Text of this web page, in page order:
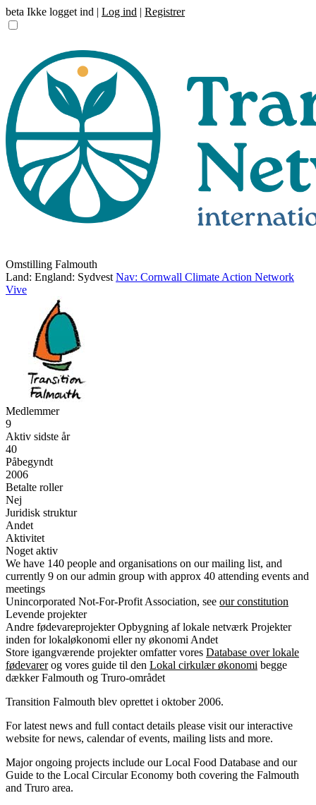
beta Ikke logget ind | Log ind | Registrer
Omstilling Falmouth
Land: England: Sydvest Nav: Cornwall Climate Action Network
Vive
Medlemmer
9
Aktiv sidste år
40
Påbegyndt
2006
Betalte roller
Nej
Juridisk struktur
Andet
Aktivitet
Noget aktiv
We have 140 people and organisations on our mailing list, and
currently 9 on our admin group with approx 40 attending events and
meetings
Unincorporated Not-For-Profit Association, see our constitution
Levende projekter
Andre fødevareprojekter Opbygning af lokale netværk Projekter
inden for lokaløkonomi eller ny økonomi Andet
Store igangværende projekter omfatter vores Database over lokale
fødevarerog vores guide til den Lokal cirkulær økonomi begge
dækker Falmouth og Truro-området
Transition Falmouth blev oprettet i oktober 2006.
For latest news and full contact details please visit our interactive
website for news, calendar of events, mailing lists and more.
Major ongoing projects include our Local Food Database and our
Guide to the Local Circular Economy both covering the Falmouth
and Truro area.